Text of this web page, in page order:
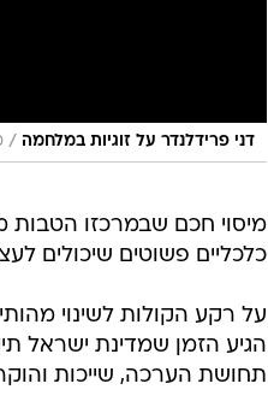
דני פרידלנדר על זוגיות במלחמה /
מיסוי חכם שבמרכזו
כלכליים פשוטים שיכולים
על רקע הקולות לשינוי
הגיע הזמן שמדינת ישראל
תחושת הערכה, שייכות